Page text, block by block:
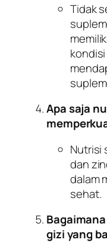
Tidak
Apa saja
Nutrisi
dan
dalam
sehat.
gizi yang